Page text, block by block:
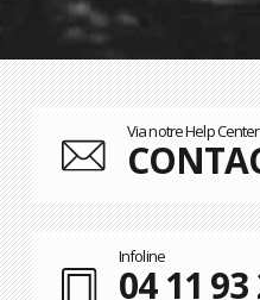
Via notre Help Center
Infoline
04 11 93